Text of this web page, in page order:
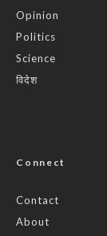
Opinion
Politics
Science
विदेश
Connect
Contact
About